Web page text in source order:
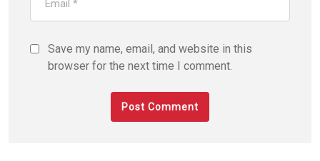
Save my name, email, and website in this
browser for the next time I comment.